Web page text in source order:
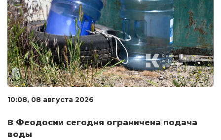
10:08, 08 августа 2026
В Феодосии сегодня ограничена подача
воды